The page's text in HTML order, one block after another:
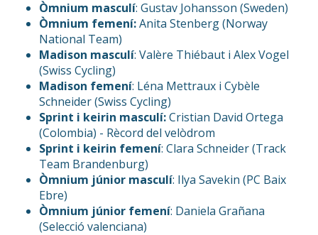
Òmnium masculí: Gustav Johansson (Sweden)
Òmnium femení:Anita Stenberg (Norway
National Team)
Madison masculí: Valère Thiébaut i Alex Vogel
(Swiss Cycling)
Madison femení: Léna Mettraux i Cybèle
Schneider (Swiss Cycling)
Sprint i keirin masculí:Cristian David Ortega
(Colombia) - Rècord del velòdrom
Sprint i keirin femení: Clara Schneider (Track
Team Brandenburg)
Òmnium júnior masculí: Ilya Savekin (PC Baix
Ebre)
Òmnium júnior femení: Daniela Grañana
(Selecció valenciana)